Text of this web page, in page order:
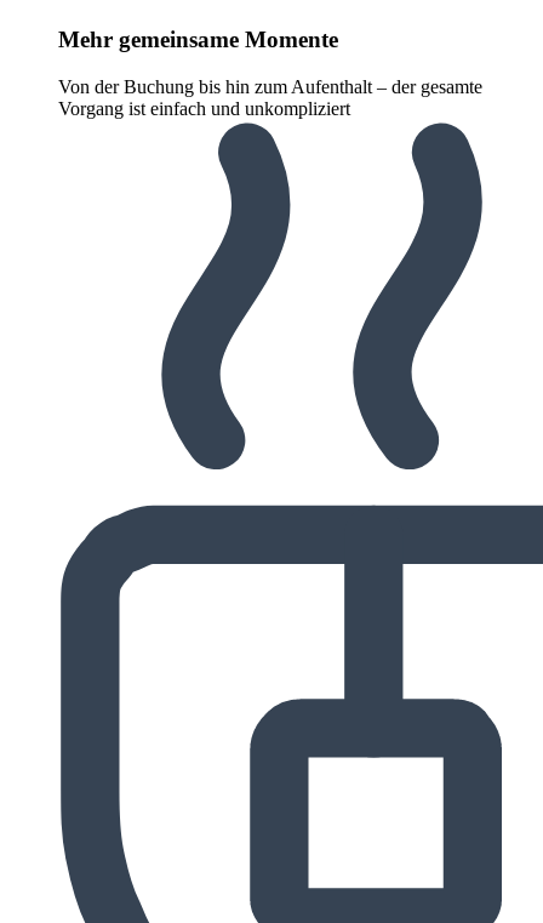
Mehr gemeinsame Momente
Von der Buchung bis hin zum Aufenthalt – der gesamte
Vorgang ist einfach und unkompliziert